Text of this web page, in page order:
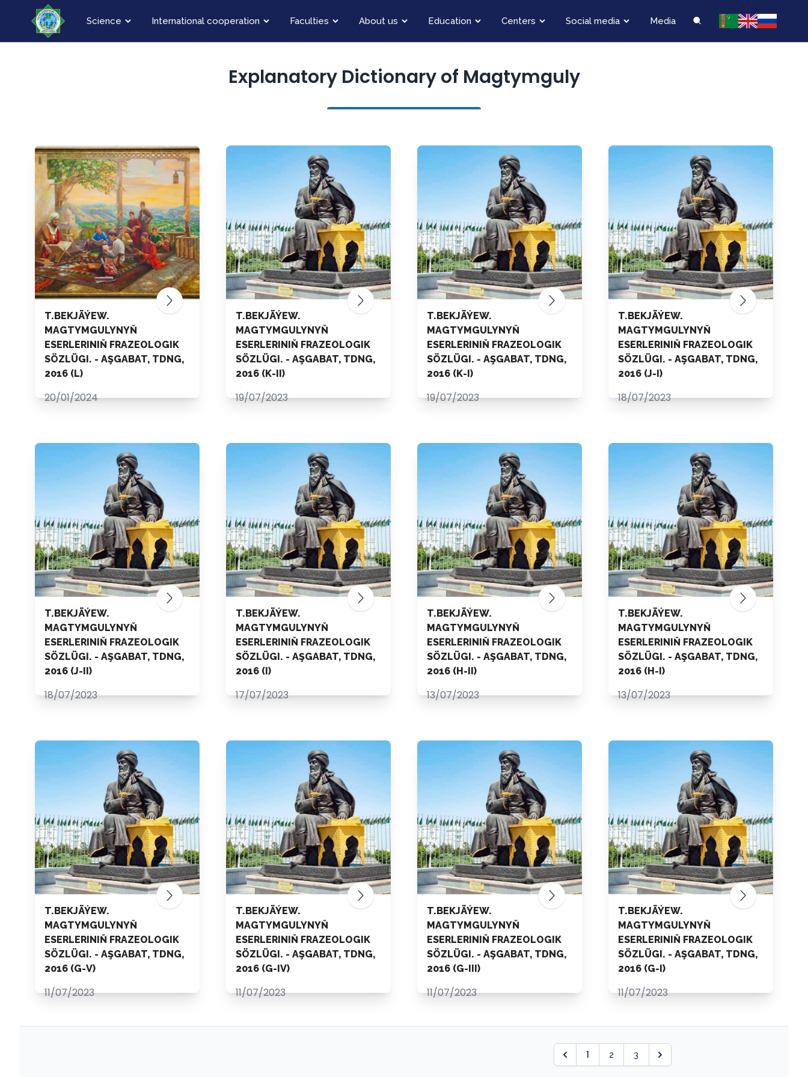
Science International cooperation Faculties About us Education Centers Social media Media
Explanatory Dictionary of Magtymguly
T.BEKJÄÝEW.
MAGTYMGULYNYŇ
ESERLERINIŇ FRAZEOLOGIK
SÖZLÜGI. - AŞGABAT, TDNG,
2016 (L)
20/01/2024
T.BEKJÄÝEW.
MAGTYMGULYNYŇ
ESERLERINIŇ FRAZEOLOGIK
SÖZLÜGI. - AŞGABAT, TDNG,
2016 (K-II)
19/07/2023
T.BEKJÄÝEW.
MAGTYMGULYNYŇ
ESERLERINIŇ FRAZEOLOGIK
SÖZLÜGI. - AŞGABAT, TDNG,
2016 (K-I)
19/07/2023
T.BEKJÄÝEW.
MAGTYMGULYNYŇ
ESERLERINIŇ FRAZEOLOGIK
SÖZLÜGI. - AŞGABAT, TDNG,
2016 (J-I)
18/07/2023
T.BEKJÄÝEW.
MAGTYMGULYNYŇ
ESERLERINIŇ FRAZEOLOGIK
SÖZLÜGI. - AŞGABAT, TDNG,
2016 (J-II)
18/07/2023
T.BEKJÄÝEW.
MAGTYMGULYNYŇ
ESERLERINIŇ FRAZEOLOGIK
SÖZLÜGI. - AŞGABAT, TDNG,
2016 (I)
17/07/2023
T.BEKJÄÝEW.
MAGTYMGULYNYŇ
ESERLERINIŇ FRAZEOLOGIK
SÖZLÜGI. - AŞGABAT, TDNG,
2016 (H-II)
13/07/2023
T.BEKJÄÝEW.
MAGTYMGULYNYŇ
ESERLERINIŇ FRAZEOLOGIK
SÖZLÜGI. - AŞGABAT, TDNG,
2016 (H-I)
13/07/2023
T.BEKJÄÝEW.
MAGTYMGULYNYŇ
ESERLERINIŇ FRAZEOLOGIK
SÖZLÜGI. - AŞGABAT, TDNG,
2016 (G-V)
11/07/2023
T.BEKJÄÝEW.
MAGTYMGULYNYŇ
ESERLERINIŇ FRAZEOLOGIK
SÖZLÜGI. - AŞGABAT, TDNG,
2016 (G-IV)
11/07/2023
T.BEKJÄÝEW.
MAGTYMGULYNYŇ
ESERLERINIŇ FRAZEOLOGIK
SÖZLÜGI. - AŞGABAT, TDNG,
2016 (G-III)
11/07/2023
T.BEKJÄÝEW.
MAGTYMGULYNYŇ
ESERLERINIŇ FRAZEOLOGIK
SÖZLÜGI. - AŞGABAT, TDNG,
2016 (G-I)
11/07/2023
1 2 3